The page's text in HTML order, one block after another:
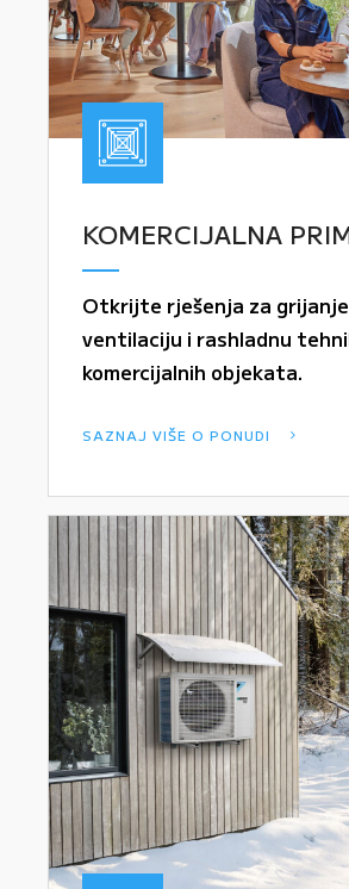
KOMERCIJALNA
Otkrijte rješenja za
ventilaciju i rashladnu
komercijalnih objekata.
SAZNAJ VIŠE O PONUDI